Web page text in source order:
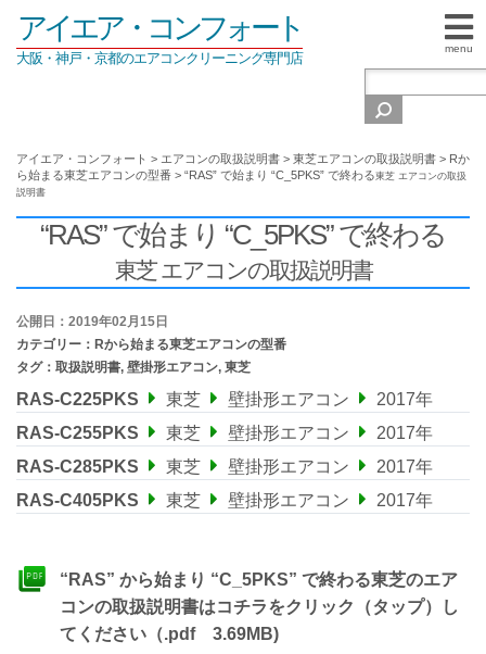
menu
アイエア・コンフォート
大阪・神戸・京都のエアコンクリーニング専門店
アイエア・コンフォート > エアコンの取扱説明書 > 東芝エアコンの取扱説明書 > Rか
ら始まる東芝エアコンの型番 > “RAS” で始まり “C_5PKS” で終わる東芝 エアコンの取扱
説明書
“RAS” で始まり “C_5PKS” で終わる
東芝 エアコンの取扱説明書
公開日：2019年02月15日
カテゴリー： Rから始まる東芝エアコンの型番
タグ： 取扱説明書, 壁掛形エアコン, 東芝
RAS-C225PKS 東芝 壁掛形エアコン
2017年
RAS-C255PKS
東芝 壁掛形エアコン
2017年
RAS-C285PKS
東芝 壁掛形エアコン
2017年
RAS-C405PKS
東芝 壁掛形エアコン 2017年
“RAS” から始まり “C_5PKS” で終わる東芝のエア
コンの取扱説明書はコチラをクリック（タップ）し
てください（.pdf 3.69MB)